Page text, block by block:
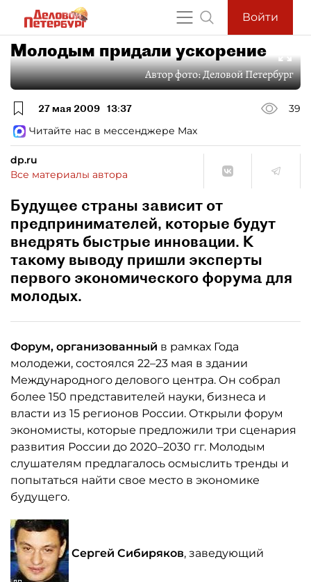
Войти
Молодым придали ускорение
Автор фото:Деловой Петербург
27 мая 2009 13:37
39
Читайте нас в мессенджере Max
dp.ru
Все материалы автора
Будущее страны зависит от
предпринимателей, которые будут
внедрять быстрые инновации. К
такому выводу пришли эксперты
первого экономического форума для
молодых.
Форум, организованный в рамках Года
молодежи, состоялся 22–23 мая в здании
Международного делового центра. Он собрал
более 150 представителей науки, бизнеса и
власти из 15 регионов России. Открыли форум
экономисты, которые предложили три сценария
развития России до 2020–2030 гг. Молодым
слушателям предлагалось осмыслить тренды и
попытаться найти свое место в экономике
будущего.
Сергей Сибиряков, заведующий